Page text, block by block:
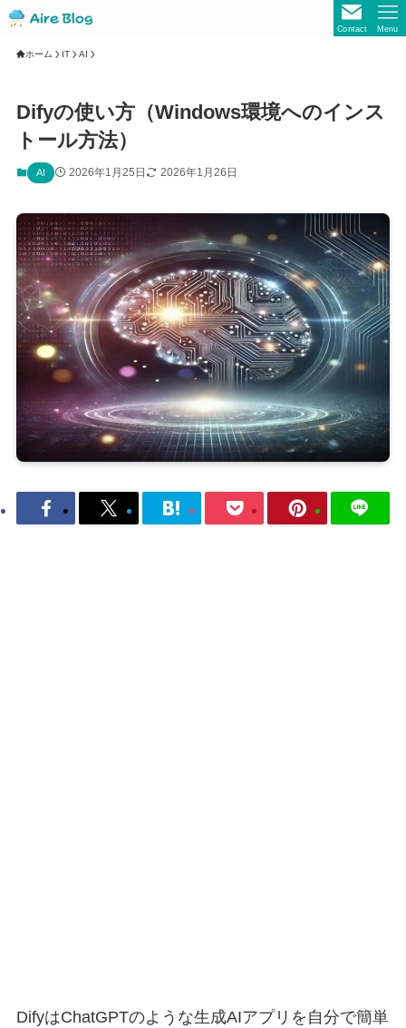
Contact Menu
ホーム IT AI
Difyの使い方（Windows環境へのインス
トール方法）
AI 2026年1月25日 2026年1月26日
DifyはChatGPTのような生成AIアプリを自分で簡単